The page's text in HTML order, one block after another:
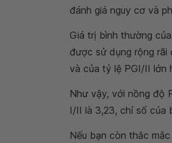
đánh giá nguy cơ và
Giá trị bình thường
được sử dụng rộng rãi
và của tỷ lệ PGI/II lớn
Như vậy, với nồng độ
I/II là 3,23, chỉ số của
Nếu bạn còn thắc mắc